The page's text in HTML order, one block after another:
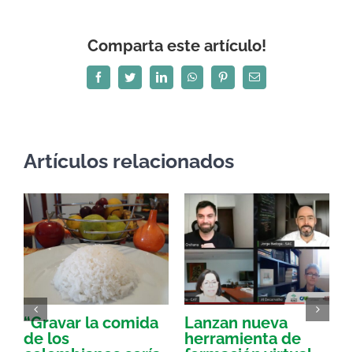
Comparta este artículo!
FacebookTwitterLinkedInWhatsAppPinterestCorreo
electrónico
Artículos relacionados
“Gravar la comida
de los
Lanzan nueva
herramienta de